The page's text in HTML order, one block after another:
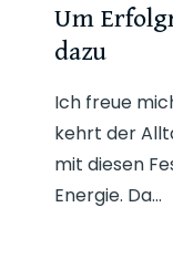
Um
dazu
Ich freue
kehrt der
mit diesen
Energie. Da…